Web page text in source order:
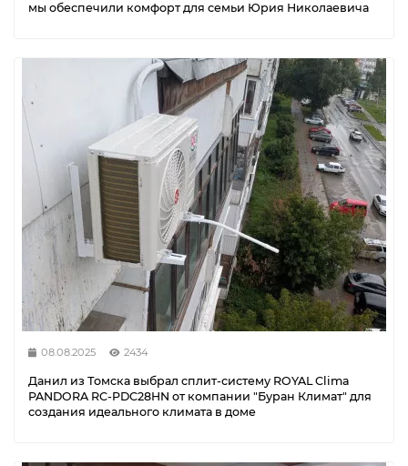
мы обеспечили комфорт для семьи Юрия Николаевича
08.08.2025 2434
Данил из Томска выбрал сплит-систему ROYAL Clima
PANDORA RC-PDC28HN от компании "Буран Климат" для
создания идеального климата в доме